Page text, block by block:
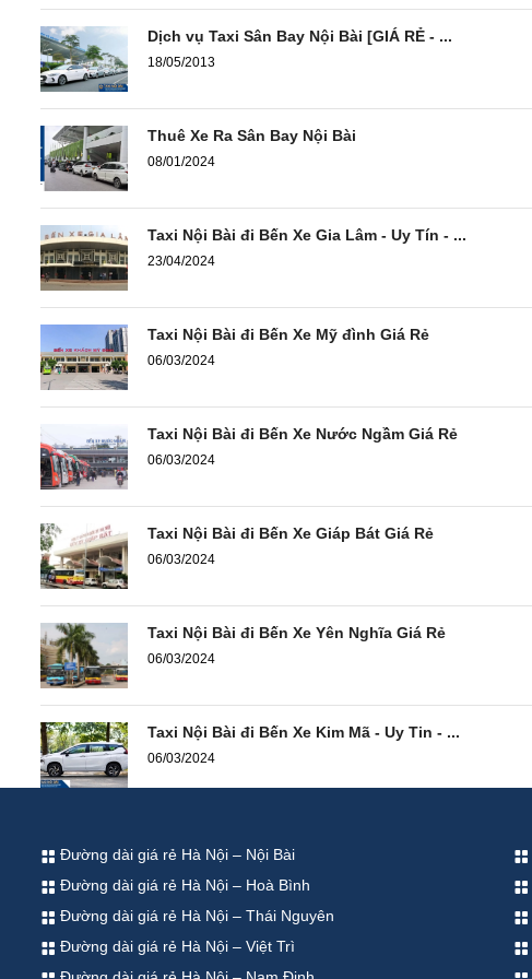
Dịch vụ Taxi Sân Bay Nội Bài [GIÁ RẺ - ...
18/05/2013
Thuê Xe Ra Sân Bay Nội Bài
08/01/2024
Taxi Nội Bài đi Bến Xe Gia Lâm - Uy Tín - ...
23/04/2024
Taxi Nội Bài đi Bến Xe Mỹ đình Giá Rẻ
06/03/2024
Taxi Nội Bài đi Bến Xe Nước Ngầm Giá Rẻ
06/03/2024
Taxi Nội Bài đi Bến Xe Giáp Bát Giá Rẻ
06/03/2024
Taxi Nội Bài đi Bến Xe Yên Nghĩa Giá Rẻ
06/03/2024
Taxi Nội Bài đi Bến Xe Kim Mã - Uy Tin - ...
06/03/2024
Đường dài giá rẻ Hà Nội – Nội Bài
Đường dài giá rẻ Hà Nội – Hoà Bình
Đường dài giá rẻ Hà Nội – Thái Nguyên
Đường dài giá rẻ Hà Nội – Việt Trì